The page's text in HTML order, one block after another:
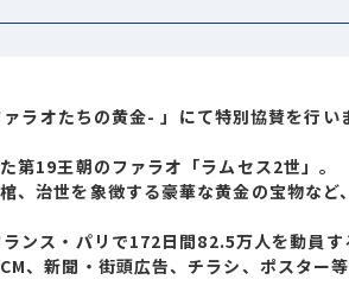
ラオたちの黄金- 」にて特別協賛を行い
第19王朝のファラオ「ラムセス2世」。
、治世を象徴する豪華な黄金の宝物な
ンス・パリで172日間82.5万人を動員す
、新聞・街頭広告、チラシ、ポスター